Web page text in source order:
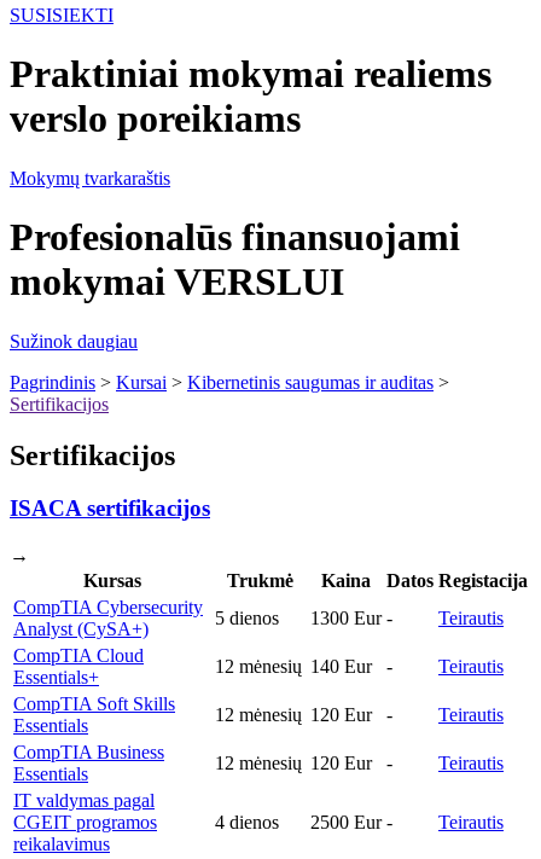
SUSISIEKTI
Praktiniai mokymai realiems
verslo poreikiams
Mokymų tvarkaraštis
Profesionalūs finansuojami
mokymai VERSLUI
Sužinok daugiau
Pagrindinis > Kursai > Kibernetinis saugumas ir auditas >
Sertifikacijos
Sertifikacijos
ISACA sertifikacijos
→
Kursas
Trukmė Kaina Datos Registacija
CompTIA Cybersecurity
Analyst (CySA+)
5 dienos 1300 Eur -
Teirautis
CompTIA Cloud
Essentials+
12 mėnesių 140 Eur -
Teirautis
CompTIA Soft Skills
Essentials
12 mėnesių 120 Eur -
Teirautis
CompTIA Business
Essentials
12 mėnesių 120 Eur -
Teirautis
IT valdymas pagal
CGEIT programos
reikalavimus
4 dienos 2500 Eur - Teirautis